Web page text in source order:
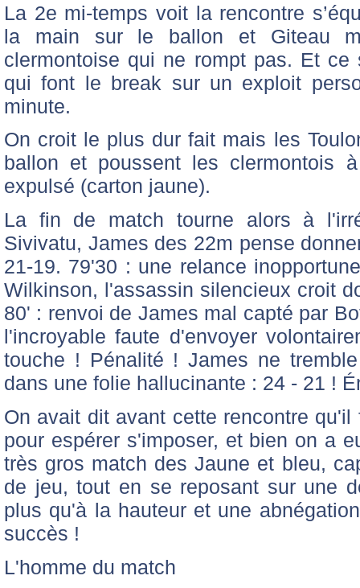
La 2e mi-temps voit la rencontre
la main sur le ballon et Giteau
clermontoise qui ne rompt pas. Et
qui font le break sur un exploit
minute.
On croit le plus dur fait mais les
ballon et poussent les clermontois
expulsé (carton jaune).
La fin de match tourne alors à
Sivivatu, James des 22m pense
21-19. 79'30 : une relance
Wilkinson, l'assassin silencieux croit
80' : renvoi de James mal capté par
l'incroyable faute d'envoyer
touche ! Pénalité ! James ne
dans une folie hallucinante : 24 - 21 !
On avait dit avant cette rencontre
pour espérer s'imposer, et bien on a
très gros match des Jaune et bleu,
de jeu, tout en se reposant sur une
plus qu'à la hauteur et une
succès !
L'homme du match